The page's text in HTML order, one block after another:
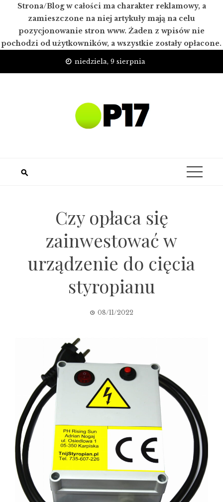
Strona/Blog w całości ma charakter reklamowy, a
zamieszczone na niej artykuły mają na celu
pozycjonowanie stron www. Żaden z wpisów nie
pochodzi od użytkowników, a wszystkie zostały opłacone.
niedziela, 9 sierpnia
Czy opłaca się
zainwestować w
urządzenie do cięcia
styropianu
08/11/2022